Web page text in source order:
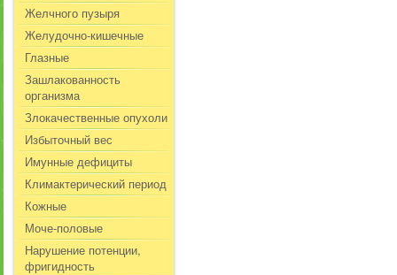
Желчного пузыря
Желудочно-кишечные
Глазные
Зашлакованность
организма
Злокачественные опухоли
Избыточный вес
Имунные дефициты
Климактерический период
Кожные
Моче-половые
Нарушение потенции,
фригидность